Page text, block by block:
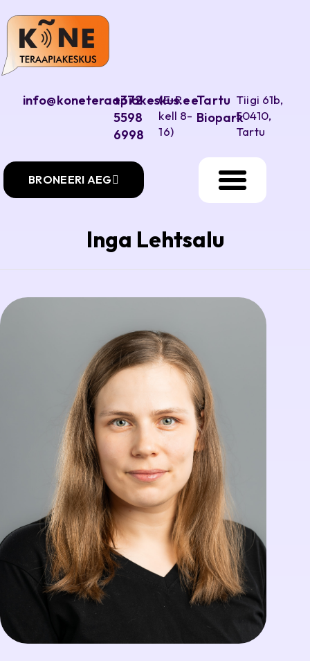
info@koneteraapiakeskus.ee
+372
5598
6998
(E-R
kell 8-
16)
Tartu
Biopark
Tiigi 61b,
50410,
Tartu
BRONEERI AEG
Inga Lehtsalu